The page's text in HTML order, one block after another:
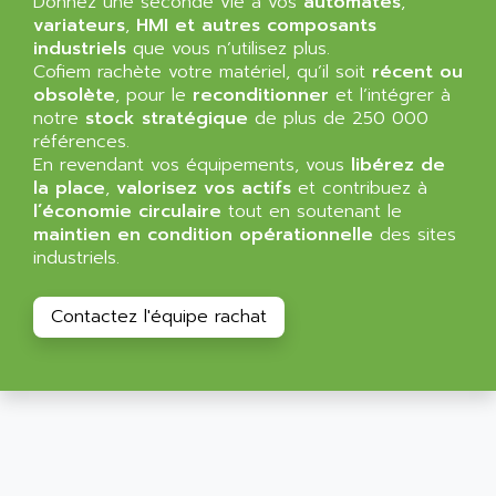
SIMATIC MP
MINI MAESTRO
NT3
CYBER 4000
RPX30
SINUMERIK 820/
LOGO
SIMATIC MULTIPANEL
CL200
DIGIVEX
PWE
SIMOVERT MASTERDRIVES
ALLEGRO MICROSYSTEMS
ALLEN
ALLEN BRADLEY
ALLEN CODIERGERATE GMBH
ALLEN CODING SYSTEMS
ALLEN SYSTEMS
ALLIANCE INSTRUMENTS
ALLIANCE MEMORY
ALLIED TELESYN
ALLIED VISION
variateurs, HMI et autres composants
industriels que vous n’utilisez plus.
Cofiem rachète votre matériel, qu’il soit récent ou
obsolète, pour le reconditionner et l’intégrer à
notre stock stratégique de plus de 250 000
références.
En revendant vos équipements, vous libérez de
la place, valorisez vos actifs et contribuez à
l’économie circulaire tout en soutenant le
maintien en condition opérationnelle des sites
industriels.
Contactez l'équipe rachat